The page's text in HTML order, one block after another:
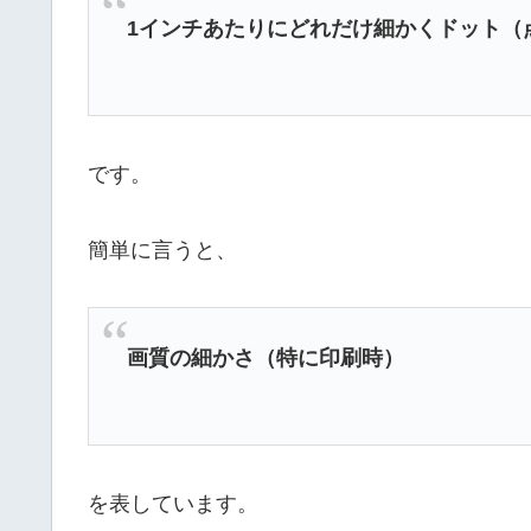
1インチあたりにどれだけ細かくドット
です。
簡単に言うと、
画質の細かさ（特に印刷時）
を表しています。